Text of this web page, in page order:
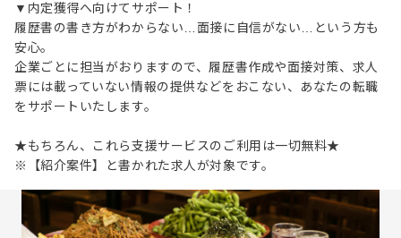
▼内定獲得へ向けてサポート！
履歴書の書き方がわからない…面接に自信がない…という方も
安心。
企業ごとに担当がおりますので、履歴書作成や面接対策、求人
票には載っていない情報の提供などをおこない、あなたの転職
をサポートいたします。
★もちろん、これら支援サービスのご利用は一切無料★
※【紹介案件】と書かれた求人が対象です。